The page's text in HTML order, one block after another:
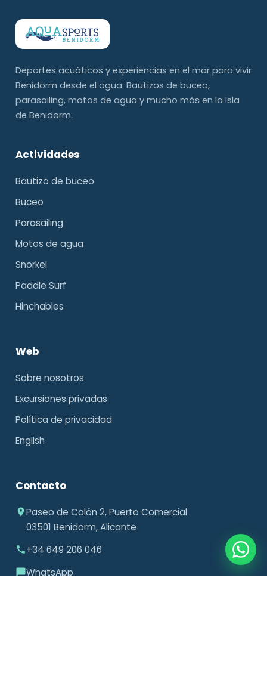
Deportes acuáticos y experiencias en el mar para vivir
Benidorm desde el agua. Bautizos de buceo,
parasailing, motos de agua y mucho más en la Isla
de Benidorm.
Actividades
Bautizo de buceo
Buceo
Parasailing
Motos de agua
Snorkel
Paddle Surf
Hinchables
Web
Sobre nosotros
Excursiones privadas
Política de privacidad
English
Contacto
Paseo de Colón 2, Puerto Comercial
03501 Benidorm, Alicante
+34 649 206 046
WhatsApp